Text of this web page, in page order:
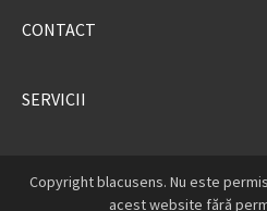
CONTACT
SERVICII
Copyright blacusens. Nu este
acest website fără